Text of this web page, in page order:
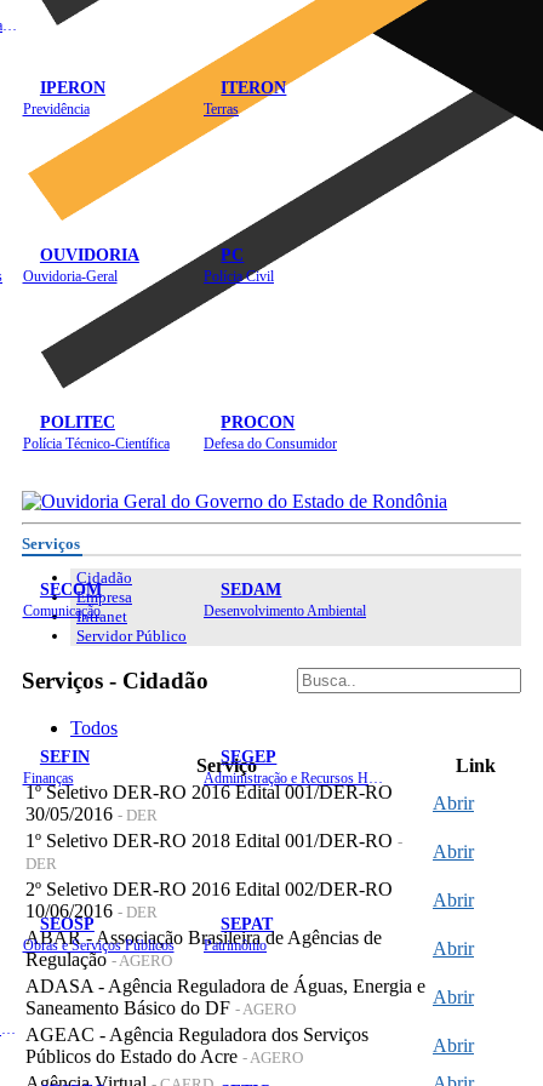
IPERON
Previdência
ITERON
Terras
OUVIDORIA
Ouvidoria-Geral
PC
Polícia Civil
POLITEC
Polícia Técnico-Científica
PROCON
Defesa do Consumidor
SECOM
Comunicação
SEDAM
Desenvolvimento Ambiental
SEFIN
Finanças
SEGEP
SEOSP
Obras e Serviços Públicos
SEPAT
Patrimônio
Serviços
Cidadão
Empresa
Intranet
Servidor Público
Serviços - Cidadão
Todos
Serviço
Link
1º Seletivo DER-RO 2016 Edital 001/DER-RO
30/05/2016 - DER
Abrir
1º Seletivo DER-RO 2018 Edital 001/DER-RO -
DER
Abrir
2º Seletivo DER-RO 2016 Edital 002/DER-RO
10/06/2016 - DER
Abrir
ABAR - Associação Brasileira de Agências de
Regulação- AGERO
Abrir
ADASA - Agência Reguladora de Águas, Energia e
Saneamento Básico do DF - AGERO
Abrir
AGEAC - Agência Reguladora dos Serviços
Públicos do Estado do Acre - AGERO
Abrir